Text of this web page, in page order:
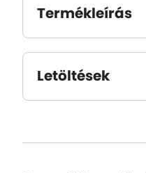
Termékleírás
Letöltések